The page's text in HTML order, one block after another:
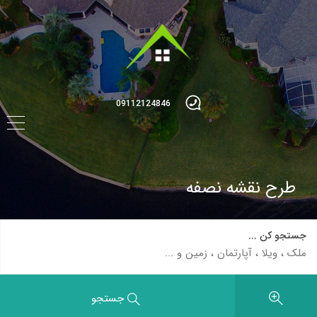
09112124846
طرح نقشه نصفه
جستجو کن ...
جستجو